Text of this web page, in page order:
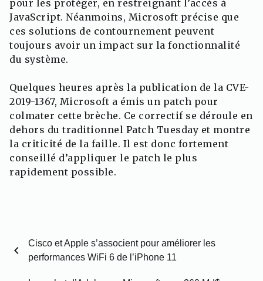
pour les protéger, en restreignant l’accès à
JavaScript. Néanmoins, Microsoft précise que
ces solutions de contournement peuvent
toujours avoir un impact sur la fonctionnalité
du système.
Quelques heures après la publication de la CVE-
2019-1367, Microsoft a émis un patch pour
colmater cette brèche. Ce correctif se déroule en
dehors du traditionnel Patch Tuesday et montre
la criticité de la faille. Il est donc fortement
conseillé d’appliquer le patch le plus
rapidement possible.
chevron_left
Cisco et Apple s’associent pour améliorer les
performances WiFi 6 de l’iPhone 11